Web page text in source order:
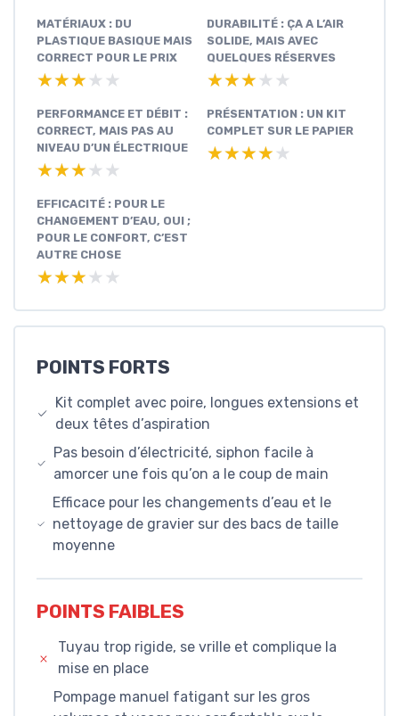
MATÉRIAUX : DU
PLASTIQUE BASIQUE MAIS
CORRECT POUR LE PRIX
★★★★★
★★★★★
DURABILITÉ : ÇA A L’AIR
SOLIDE, MAIS AVEC
QUELQUES RÉSERVES
★★★★★
★★★★★
PERFORMANCE ET DÉBIT :
CORRECT, MAIS PAS AU
NIVEAU D’UN ÉLECTRIQUE
★★★★★
★★★★★
PRÉSENTATION : UN KIT
COMPLET SUR LE PAPIER
★★★★★
★★★★★
EFFICACITÉ : POUR LE
CHANGEMENT D’EAU, OUI ;
POUR LE CONFORT, C’EST
AUTRE CHOSE
★★★★★
★★★★★
POINTS FORTS
Kit complet avec poire, longues extensions et
deux têtes d’aspiration
Pas besoin d’électricité, siphon facile à
amorcer une fois qu’on a le coup de main
Efficace pour les changements d’eau et le
nettoyage de gravier sur des bacs de taille
moyenne
POINTS FAIBLES
Tuyau trop rigide, se vrille et complique la
mise en place
Pompage manuel fatigant sur les gros